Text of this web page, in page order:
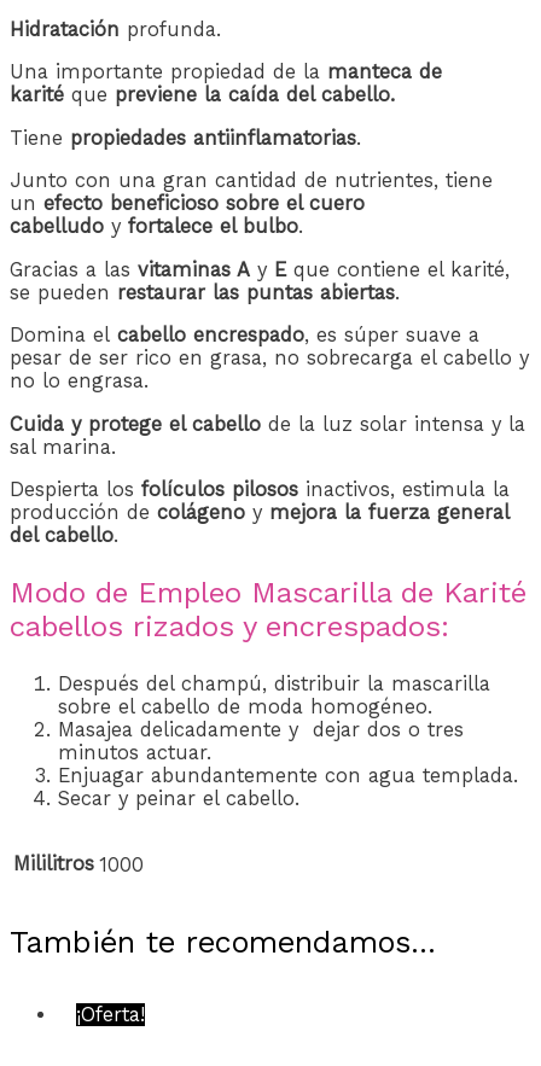
Hidratación profunda.
Una importante propiedad de la manteca de
karité que previene la caída del cabello.
Tiene propiedades antiinflamatorias.
Junto con una gran cantidad de nutrientes, tiene
un efecto beneficioso sobre el cuero
cabelludo y fortalece el bulbo.
Gracias a las vitaminas A y Eque contiene el karité,
se pueden restaurar las puntas abiertas.
Domina el cabello encrespado, es súper suave a
pesar de ser rico en grasa, no sobrecarga el cabello y
no lo engrasa.
Cuida y protege el cabello de la luz solar intensa y la
sal marina.
Despierta los folículos pilosos inactivos, estimula la
producción de colágeno y mejora la fuerza general
del cabello.
Modo de Empleo Mascarilla de Karité
cabellos rizados y encrespados:
Después del champú, distribuir la mascarilla
sobre el cabello de moda homogéneo.
Masajea delicadamente y dejar dos o tres
minutos actuar.
Enjuagar abundantemente con agua templada.
Secar y peinar el cabello.
Mililitros 1000
También te recomendamos…
¡Oferta!